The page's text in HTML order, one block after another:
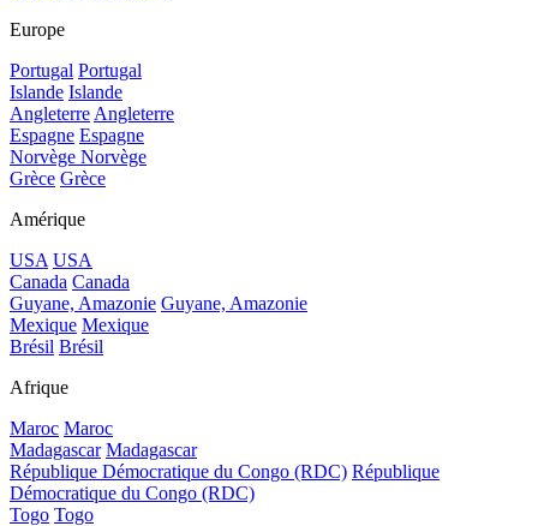
Europe
Portugal Portugal
Islande Islande
Angleterre Angleterre
Espagne Espagne
Norvège Norvège
Grèce Grèce
Amérique
USA USA
Canada Canada
Guyane, Amazonie Guyane, Amazonie
Mexique Mexique
Brésil Brésil
Afrique
Maroc Maroc
Madagascar Madagascar
République Démocratique du Congo (RDC) République
Démocratique du Congo (RDC)
Togo Togo